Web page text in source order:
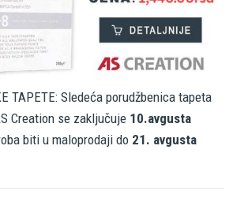
TAPETE: Sledeća porudžbenica tapeta
Creation se zaključuje 10.avgusta
biti u maloprodaji do 21. avgusta